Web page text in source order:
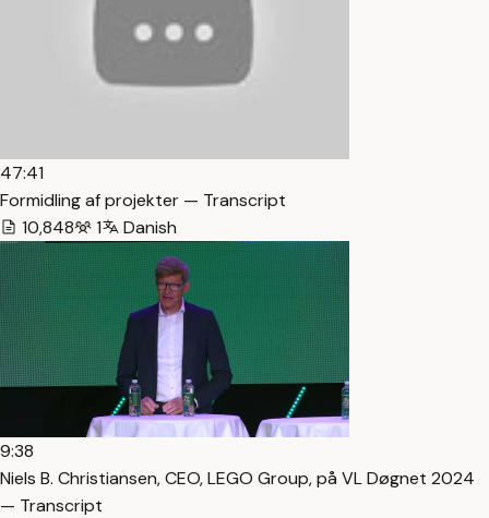
47:41
Formidling af projekter — Transcript
10,848
1 Danish
9:38
Niels B. Christiansen, CEO, LEGO Group, på VL Døgnet 2024
— Transcript